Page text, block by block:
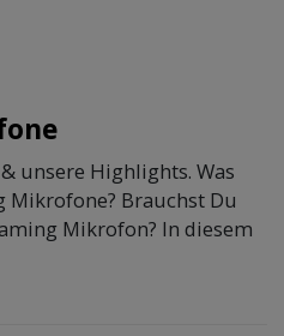
unsere Highlights. Was
Mikrofone? Brauchst Du
Mikrofon? In diesem